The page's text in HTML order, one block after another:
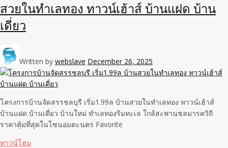
สวยในทำเลทอง ทาวน์เฮ้าส์ บ้านแฝด บ้าน
เดี่ยว
Written by webslave December 26, 2025
โครงการบ้านจัดสรรชลบุรี เริ่ม1.99ล บ้านสวยในทำเลทอง ทาวน์เฮ้าส์
บ้านแฝด บ้านเดี่ยว บ้านใหม่ ทำเลทองริมทะเล ใกล้สะพานชลมารควิถี
ราคาคุ้มที่สุดในโซนอมตะนคร Favorite
ทาวน์โฮม